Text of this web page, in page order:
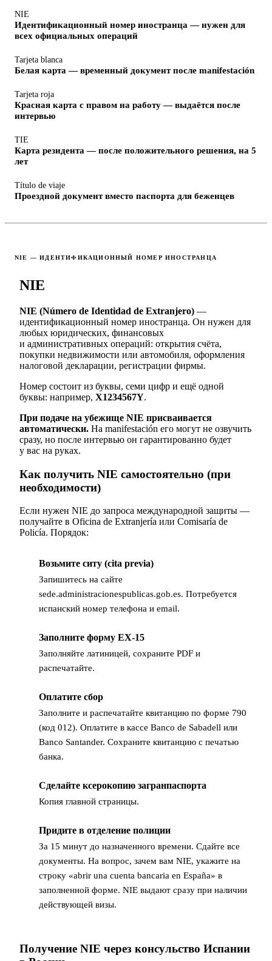
NIE
Идентификационный номер иностранца — нужен для
всех официальных операций
Tarjeta blanca
Белая карта — временный документ после manifestación
Tarjeta roja
Красная карта с правом на работу — выдаётся после
интервью
TIE
Карта резидента — после положительного решения, на 5
лет
Título de viaje
Проездной документ вместо паспорта для беженцев
NIE — ИДЕНТИФИКАЦИОННЫЙ НОМЕР ИНОСТРАНЦА
NIE
NIE (Número de Identidad de Extranjero) —
идентификационный номер иностранца. Он нужен для
любых юридических, финансовых
и административных операций: открытия счёта,
покупки недвижимости или автомобиля, оформления
налоговой декларации, регистрации фирмы.
Номер состоит из буквы, семи цифр и ещё одной
буквы: например, X1234567Y.
При подаче на убежище NIE присваивается
автоматически. На manifestación его могут не озвучить
сразу, но после интервью он гарантированно будет
у вас на руках.
Как получить NIE самостоятельно (при
необходимости)
Если нужен NIE до запроса международной защиты —
получайте в Oficina de Extranjería или Comisaría de
Policía. Порядок:
Возьмите ситу (cita previa)
Запишитесь на сайте
sede.administracionespublicas.gob.es. Потребуется
испанский номер телефона и email.
Заполните форму EX-15
Заполняйте латиницей, сохраните PDF и
распечатайте.
Оплатите сбор
Заполните и распечатайте квитанцию по форме 790
(код 012). Оплатите в кассе Banco de Sabadell или
Banco Santander. Сохраните квитанцию с печатью
банка.
Сделайте ксерокопию загранпаспорта
Копия главной страницы.
Придите в отделение полиции
За 15 минут до назначенного времени. Сдайте все
документы. На вопрос, зачем вам NIE, укажите на
строку «abrir una cuenta bancaria en España» в
заполненной форме. NIE выдают сразу при наличии
действующей визы.
Получение NIE через консульство Испании